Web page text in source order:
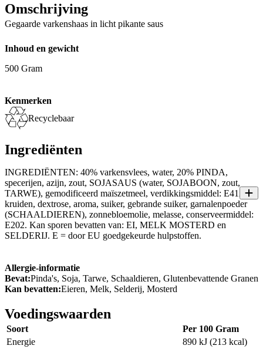
Omschrijving
Gegaarde varkenshaas in licht pikante saus
Inhoud en gewicht
500 Gram
Kenmerken
Recyclebaar
Ingrediënten
INGREDIËNTEN: 40% varkensvlees, water, 20% PINDA,
specerijen, azijn, zout, SOJASAUS (water, SOJABOON, zout,
TARWE), gemodificeerd maïszetmeel, verdikkingsmiddel: E412,
kruiden, dextrose, aroma, suiker, gebrande suiker, garnalenpoeder
(SCHAALDIEREN), zonnebloemolie, melasse, conserveermiddel:
E202. Kan sporen bevatten van: EI, MELK MOSTERD en
SELDERIJ. E = door EU goedgekeurde hulpstoffen.
Allergie-informatie
Bevat:Pinda's, Soja, Tarwe, Schaaldieren, Glutenbevattende Granen
Kan bevatten:Eieren, Melk, Selderij, Mosterd
Voedingswaarden
Soort
Per 100 Gram
Energie
890 kJ (213 kcal)